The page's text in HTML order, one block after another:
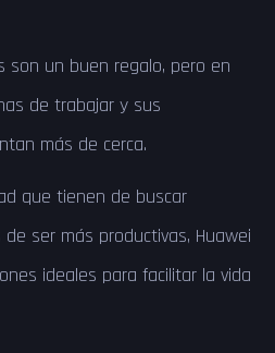
son un buen regalo, pero en
de trabajar y sus
más de cerca.
que tienen de buscar
ser más productivas, Huawei
ideales para facilitar la vida